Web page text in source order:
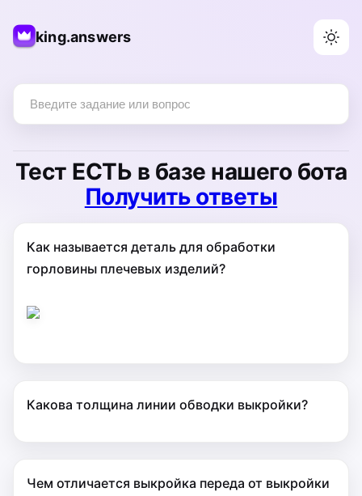
king.answers
Тест ЕСТЬ в базе нашего бота
Получить ответы
Как называется деталь для обработки
горловины плечевых изделий?
Какова толщина линии обводки выкройки?
Чем отличается выкройка переда от выкройки